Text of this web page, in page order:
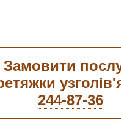
Замовити
244-87-36